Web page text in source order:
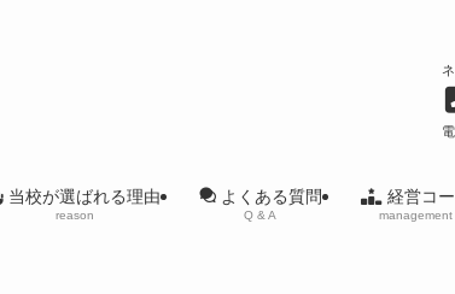
当校が選ばれる理由
reason
よくある質問
Q & A
経営コ
management